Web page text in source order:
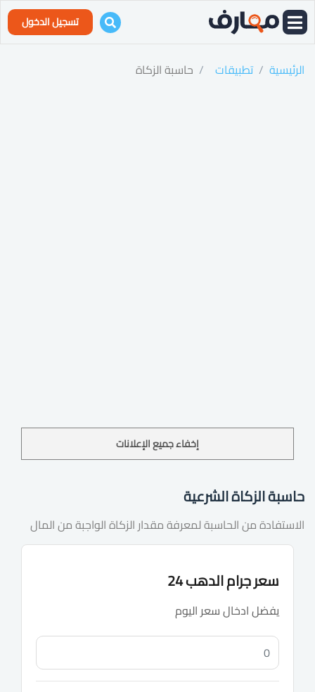
تسجيل الدخول
الرئيسية تطبيقات حاسبة الزكاة
إخفاء جميع الإعلانات
حاسبة الزكاة الشرعية
الاستفادة من الحاسبة لمعرفة مقدار الزكاة الواجبة من المال
سعر جرام الدهب 24
يفضل ادخال سعر اليوم